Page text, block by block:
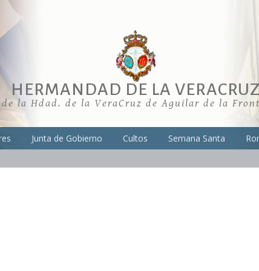
HERMANDAD DE LA VERACRUZ
la Hdad. de la VeraCruz de Aguilar de la
Junta de Gobierno Cultos Semana Santa